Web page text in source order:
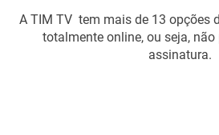
A TIM TV tem mais de 13 opções
totalmente online, ou seja, não
assinatura.